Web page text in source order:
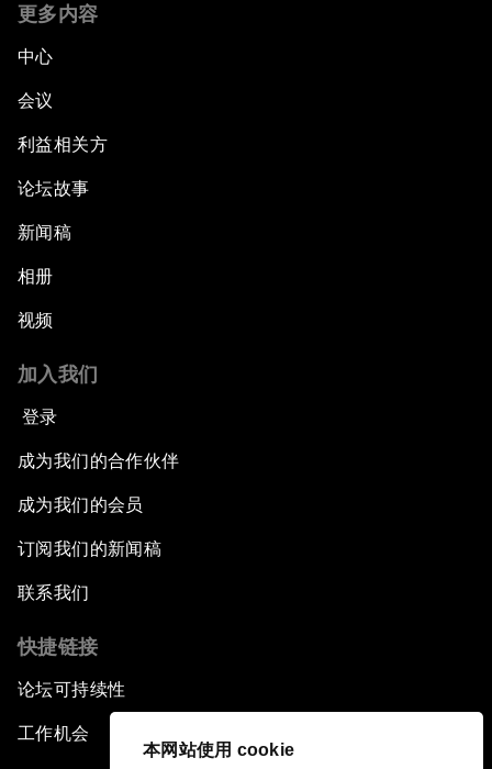
本网站使用 cookie
更多内容
中心
会议
利益相关方
论坛故事
新闻稿
相册
视频
加入我们
登录
成为我们的合作伙伴
成为我们的会员
订阅我们的新闻稿
联系我们
快捷链接
论坛可持续性
工作机会